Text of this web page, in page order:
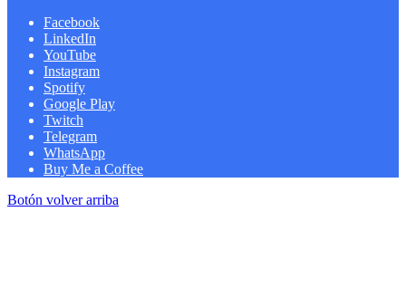
Facebook
LinkedIn
YouTube
Instagram
Spotify
Google Play
Twitch
Telegram
WhatsApp
Buy Me a Coffee
Botón volver arriba